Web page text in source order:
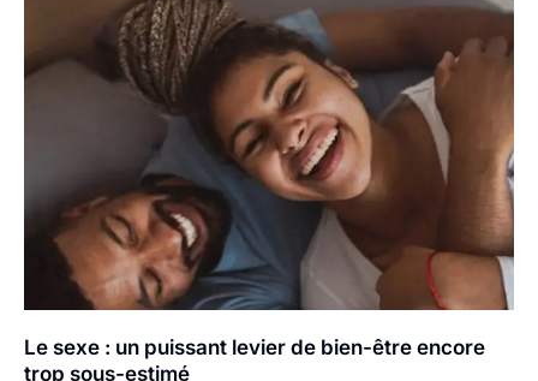
Le sexe : un puissant levier de bien-être encore
trop sous-estimé